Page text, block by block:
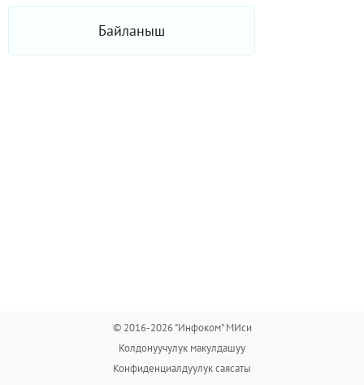
Байланыш
© 2016-2026 "Инфоком" МИси
Колдонуучулук макулдашуу
Конфиденциалдуулук саясаты